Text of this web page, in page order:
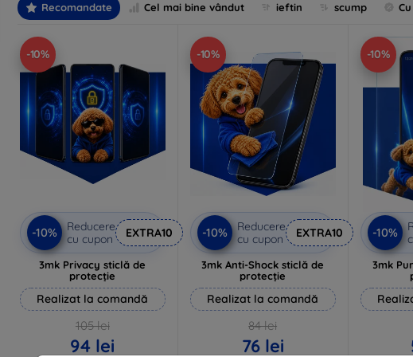
Recomandate Cel mai bine vândut ieftin scump
-10%
-10%
Reducere
cu cupon
EXTRA10
3mk Privacy sticlă de
protecție
Realizat la comandă
105 lei
94 lei
-10%
-10%
Reducere
cu cupon
EXTRA10
3mk Anti-Shock sticlă de
protecție
Realizat la comandă
84 lei
76 lei
-10%
-10%
3mk